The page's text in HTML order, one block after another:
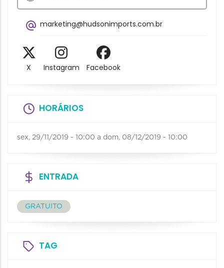
marketing@hudsonimports.com.br
X Instagram Facebook
HORÁRIOS
sex, 29/11/2019 - 10:00 a dom, 08/12/2019 - 10:00
ENTRADA
GRATUITO
TAG